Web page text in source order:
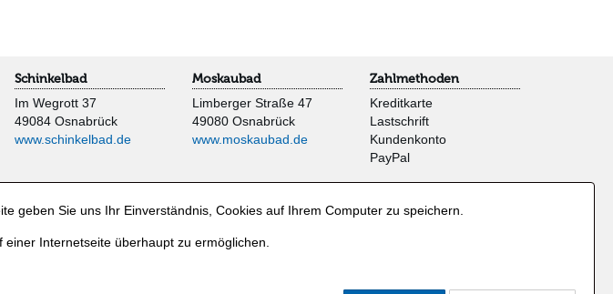
Schinkelbad
Im Wegrott 37
49084 Osnabrück
www.schinkelbad.de
Moskaubad
Limberger Straße 47
49080 Osnabrück
www.moskaubad.de
Zahlmethoden
Kreditkarte
Lastschrift
Kundenkonto
PayPal
geben Sie uns Ihr Einverständnis, Cookies auf Ihrem Computer zu speichern.
Internetseite überhaupt zu ermöglichen.